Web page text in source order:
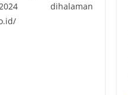
dihalaman